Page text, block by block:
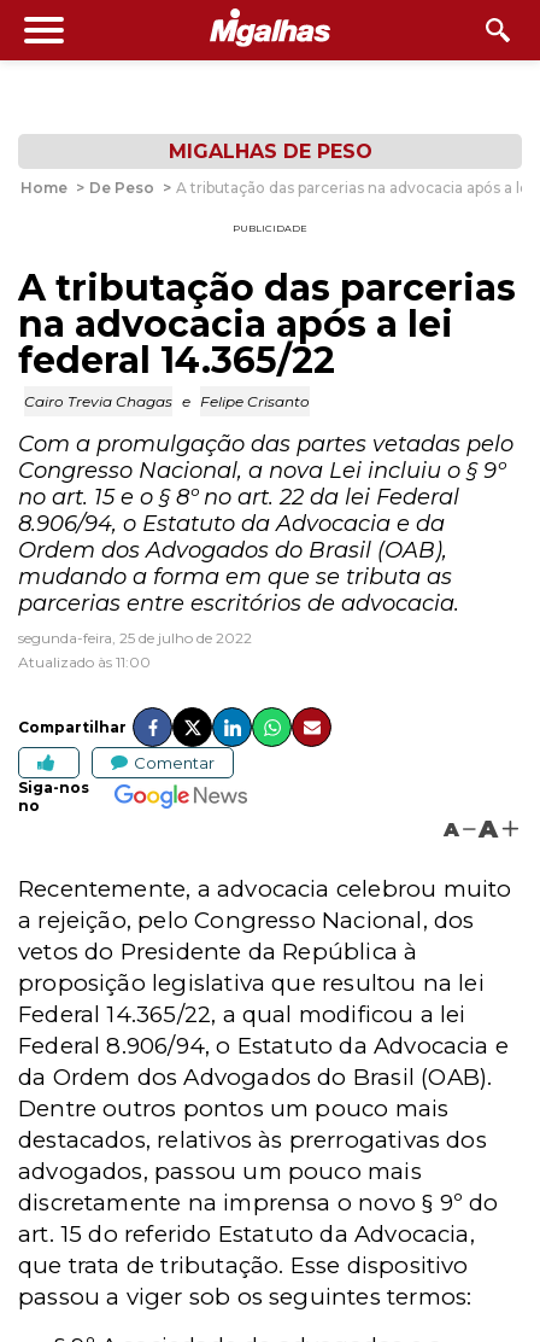
MIGALHAS DE PESO
Home > De Peso > A tributação das parcerias na advocacia após a lei
PUBLICIDADE
A tributação das parcerias
na advocacia após a lei
federal 14.365/22
Cairo Trevia Chagas e Felipe Crisanto
Com a promulgação das partes vetadas pelo
Congresso Nacional, a nova Lei incluiu o § 9º
no art. 15 e o § 8º no art. 22 da lei Federal
8.906/94, o Estatuto da Advocacia e da
Ordem dos Advogados do Brasil (OAB),
mudando a forma em que se tributa as
parcerias entre escritórios de advocacia.
segunda-feira, 25 de julho de 2022
Atualizado às 11:00
Compartilhar
Comentar
Siga-nos
no
A A
Recentemente, a advocacia celebrou muito
a rejeição, pelo Congresso Nacional, dos
vetos do Presidente da República à
proposição legislativa que resultou na lei
Federal 14.365/22, a qual modificou a lei
Federal 8.906/94, o Estatuto da Advocacia e
da Ordem dos Advogados do Brasil (OAB).
Dentre outros pontos um pouco mais
destacados, relativos às prerrogativas dos
advogados, passou um pouco mais
discretamente na imprensa o novo § 9º do
art. 15 do referido Estatuto da Advocacia,
que trata de tributação. Esse dispositivo
passou a viger sob os seguintes termos: